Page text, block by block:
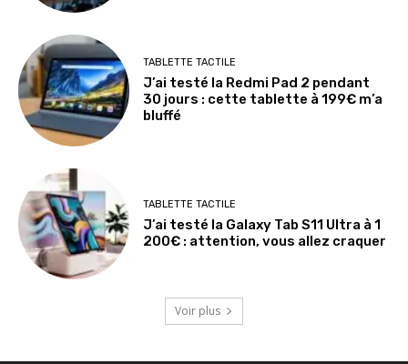
TABLETTE TACTILE
J’ai testé la Redmi Pad 2 pendant
30 jours : cette tablette à 199€ m’a
bluffé
TABLETTE TACTILE
J’ai testé la Galaxy Tab S11 Ultra à 1
200€ : attention, vous allez craquer
Voir plus